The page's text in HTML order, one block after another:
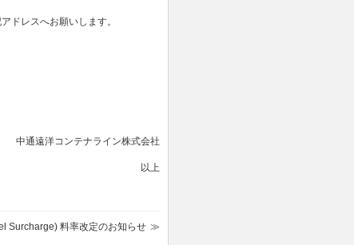
ドレスへお願いします。
中通遠洋コンテナライン株式会社
以上
Surcharge) 料率改定のお知らせ